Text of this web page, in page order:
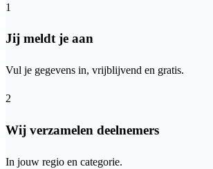
1
Jij meldt je aan
Vul je gegevens in, vrijblijvend en gratis.
2
Wij verzamelen deelnemers
In jouw regio en categorie.